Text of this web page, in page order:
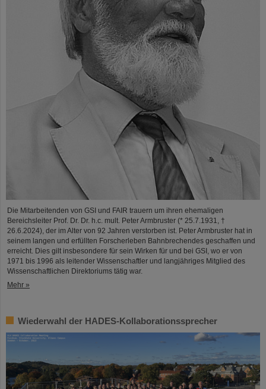
Die Mitarbeitenden von GSI und FAIR trauern um ihren ehemaligen
Bereichsleiter Prof. Dr. Dr. h.c. mult. Peter Armbruster (* 25.7.1931, †
26.6.2024), der im Alter von 92 Jahren verstorben ist. Peter Armbruster hat in
seinem langen und erfüllten Forscherleben Bahnbrechendes geschaffen und
erreicht. Dies gilt insbesondere für sein Wirken für und bei GSI, wo er von
1971 bis 1996 als leitender Wissenschaftler und langjähriges Mitglied des
Wissenschaftlichen Direktoriums tätig war.
Mehr »
Wiederwahl der HADES-Kollaborationssprecher